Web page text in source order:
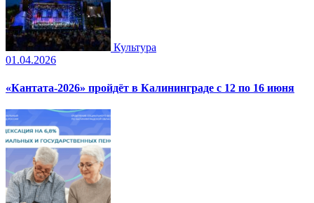
Культура
01.04.2026
«Кантата-2026» пройдёт в Калининграде с 12 по 16 июня